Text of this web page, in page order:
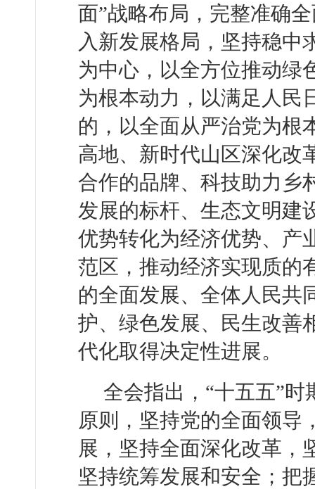
面”战略布局，完整准确
入新发展格局，坚持稳中
为中心，以全方位推动绿
为根本动力，以满足人民
的，以全面从严治党为根
高地、新时代山区深化改
合作的品牌、科技助力乡
发展的标杆、生态文明建
优势转化为经济优势、产
范区，推动经济实现质的
的全面发展、全体人民共
护、绿色发展、民生改善
代化取得决定性进展。
全会指出，“十五五”
原则，坚持党的全面领导
展，坚持全面深化改革，
坚持统筹发展和安全；把